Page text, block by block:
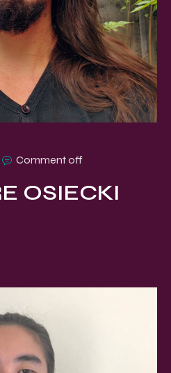
Comment off
OSIECKI